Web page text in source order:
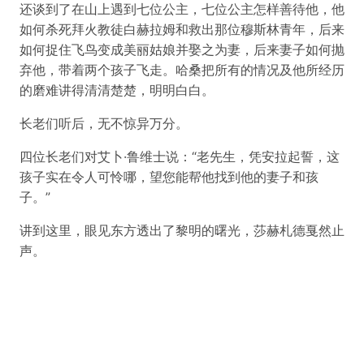
还谈到了在山上遇到七位公主，七位公主怎样善待他，他
如何杀死拜火教徒白赫拉姆和救出那位穆斯林青年，后来
如何捉住飞鸟变成美丽姑娘并娶之为妻，后来妻子如何抛
弃他，带着两个孩子飞走。哈桑把所有的情况及他所经历
的磨难讲得清清楚楚，明明白白。
长老们听后，无不惊异万分。
四位长老们对艾卜·鲁维士说：“老先生，凭安拉起誓，这
孩子实在令人可怜哪，望您能帮他找到他的妻子和孩
子。”
讲到这里，眼见东方透出了黎明的曙光，莎赫札德戛然止
声。